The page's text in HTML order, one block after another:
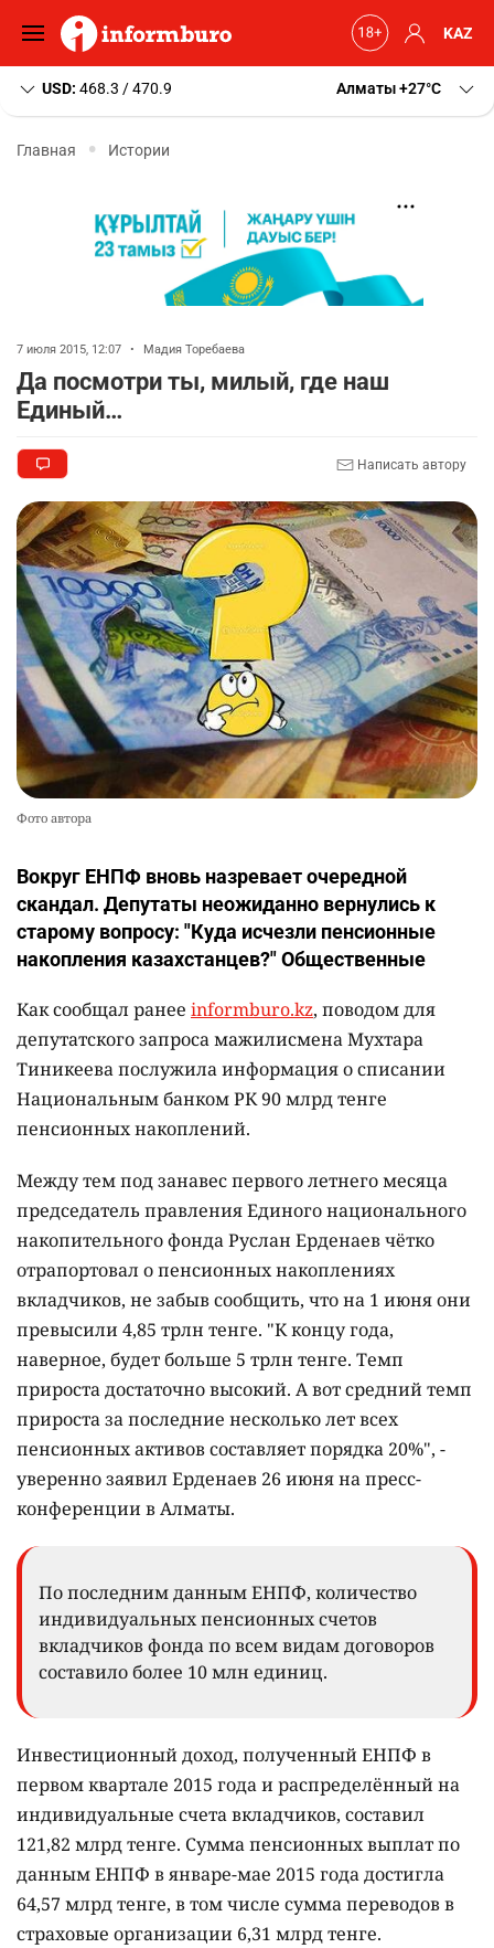
KAZ
USD: 468.3 / 470.9 Алматы+27 C
Главная Истории
7 июля 2015, 12:07 • Мадия Торебаева
Да посмотри ты, милый, где наш
Единый…
Написать автору
Фото автора
Вокруг ЕНПФ вновь назревает очередной
скандал. Депутаты неожиданно вернулись к
старому вопросу: "Куда исчезли пенсионные
накопления казахстанцев?" Общественные
Как сообщал ранее informburo.kz, поводом для
депутатского запроса мажилисмена Мухтара
Тиникеева послужила информация о списании
Национальным банком РК 90 млрд тенге
пенсионных накоплений.
Между тем под занавес первого летнего месяца
председатель правления Единого национального
накопительного фонда Руслан Ерденаев чётко
отрапортовал о пенсионных накоплениях
вкладчиков, не забыв сообщить, что на 1 июня они
превысили 4,85 трлн тенге. "К концу года,
наверное, будет больше 5 трлн тенге. Темп
прироста достаточно высокий. А вот средний темп
прироста за последние несколько лет всех
пенсионных активов составляет порядка 20%", -
уверенно заявил Ерденаев 26 июня на пресс-
конференции в Алматы.
По последним данным ЕНПФ, количество
индивидуальных пенсионных счетов
вкладчиков фонда по всем видам договоров
составило более 10 млн единиц.
Инвестиционный доход, полученный ЕНПФ в
первом квартале 2015 года и распределённый на
индивидуальные счета вкладчиков, составил
121,82 млрд тенге. Сумма пенсионных выплат по
данным ЕНПФ в январе-мае 2015 года достигла
64,57 млрд тенге, в том числе сумма переводов в
страховые организации 6,31 млрд тенге.